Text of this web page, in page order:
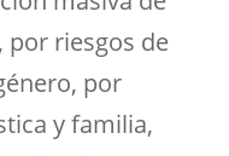
por riesgos de
por
y familia,